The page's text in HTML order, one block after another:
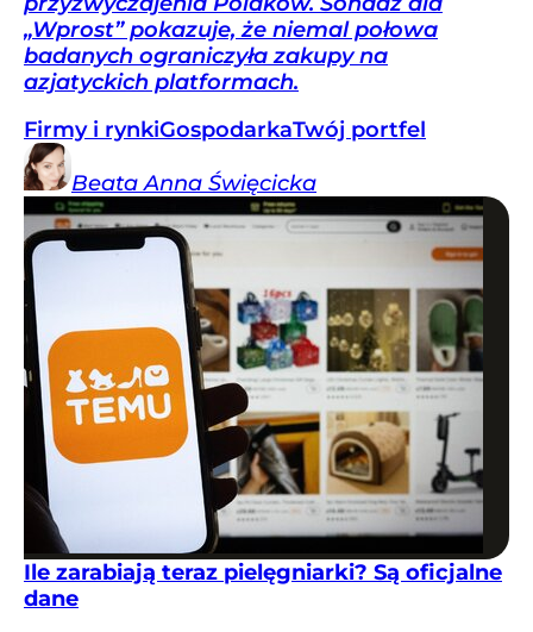
„Wprost” pokazuje, że niemal połowa
badanych ograniczyła zakupy na
azjatyckich platformach.
Firmy i rynkiGospodarkaTwój portfel
Beata Anna Święcicka
Ile zarabiają teraz pielęgniarki? Są oficjalne
dane